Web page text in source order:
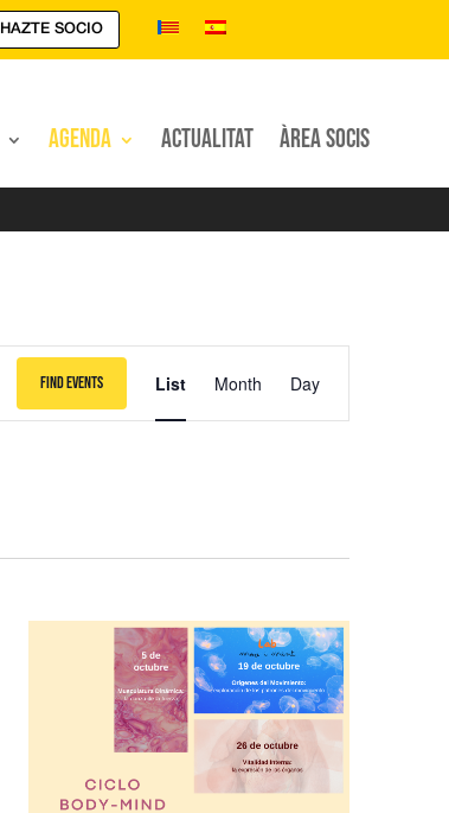
HAZTE SOCIO
Agenda Actualitat Àrea Socis
Find Events
Event
Views
List Month Day